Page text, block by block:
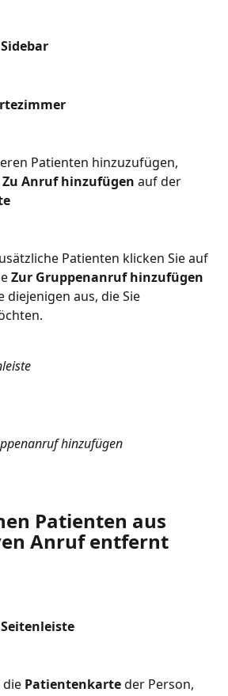
Sidebar
Patienten hinzuzufügen,
Zu Anruf hinzufügen auf der
Patienten klicken Sie auf
Zur Gruppenanruf hinzufügen
diejenigen aus, die Sie
hinzufügen
Patienten aus
Anruf entfernt
Seitenleiste
die Patientenkarte der Person,